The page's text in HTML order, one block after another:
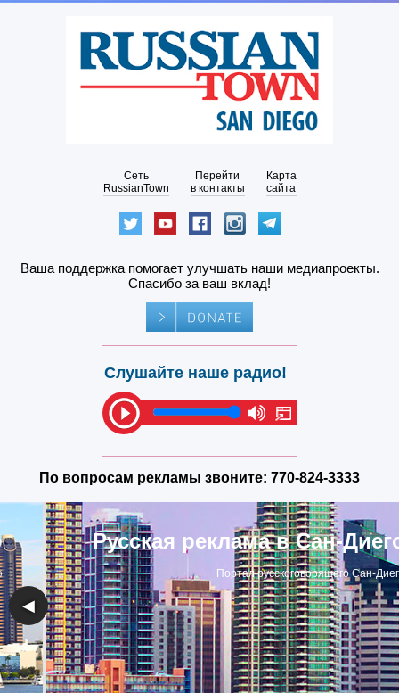
Сеть
RussianTown
Перейти
в контакты
Карта
сайта
Ваша поддержка помогает улучшать наши медиапроекты.
Спасибо за ваш вклад!
Слушайте наше радио!
По вопросам рекламы звоните: 770-824-3333
Русская реклама в Сан-Диего
Портал русскоговорящего Сан-Диего
◀ ▶